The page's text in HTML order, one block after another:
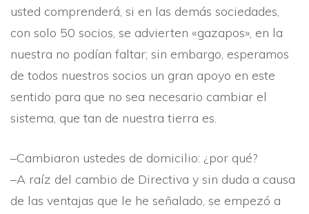
usted comprenderá, si en las demás sociedades,
con solo 50 socios, se advierten «gazapos», en la
nuestra no podí­an faltar; sin embargo, esperamos
de todos nuestros socios un gran apoyo en este
sentido para que no sea necesario cambiar el
sistema, que tan de nuestra tierra es.
–Cambiaron ustedes de domicilio: ¿por qué?
–A raí­z del cambio de Directiva y sin duda a causa
de las ventajas que le he señalado, se empezó a